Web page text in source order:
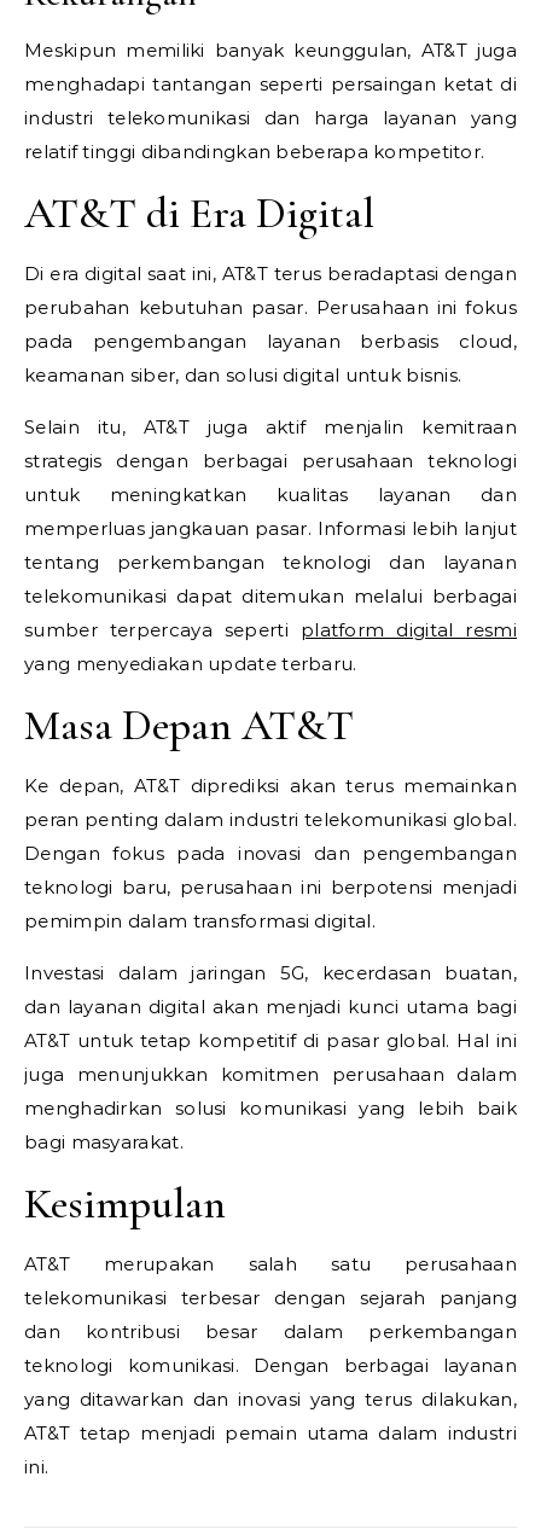
Meskipun memiliki banyak keunggulan, AT&T juga
menghadapi tantangan seperti persaingan ketat di
industri telekomunikasi dan harga layanan yang
relatif tinggi dibandingkan beberapa kompetitor.
AT&T di Era Digital
Di era digital saat ini, AT&T terus beradaptasi dengan
perubahan kebutuhan pasar. Perusahaan ini fokus
pada pengembangan layanan berbasis cloud,
keamanan siber, dan solusi digital untuk bisnis.
Selain itu, AT&T juga aktif menjalin kemitraan
strategis dengan berbagai perusahaan teknologi
untuk meningkatkan kualitas layanan dan
memperluas jangkauan pasar. Informasi lebih lanjut
tentang perkembangan teknologi dan layanan
telekomunikasi dapat ditemukan melalui berbagai
sumber terpercaya seperti platform digital resmi
yang menyediakan update terbaru.
Masa Depan AT&T
Ke depan, AT&T diprediksi akan terus memainkan
peran penting dalam industri telekomunikasi global.
Dengan fokus pada inovasi dan pengembangan
teknologi baru, perusahaan ini berpotensi menjadi
pemimpin dalam transformasi digital.
Investasi dalam jaringan 5G, kecerdasan buatan,
dan layanan digital akan menjadi kunci utama bagi
AT&T untuk tetap kompetitif di pasar global. Hal ini
juga menunjukkan komitmen perusahaan dalam
menghadirkan solusi komunikasi yang lebih baik
bagi masyarakat.
Kesimpulan
AT&T merupakan salah satu perusahaan
telekomunikasi terbesar dengan sejarah panjang
dan kontribusi besar dalam perkembangan
teknologi komunikasi. Dengan berbagai layanan
yang ditawarkan dan inovasi yang terus dilakukan,
AT&T tetap menjadi pemain utama dalam industri
ini.